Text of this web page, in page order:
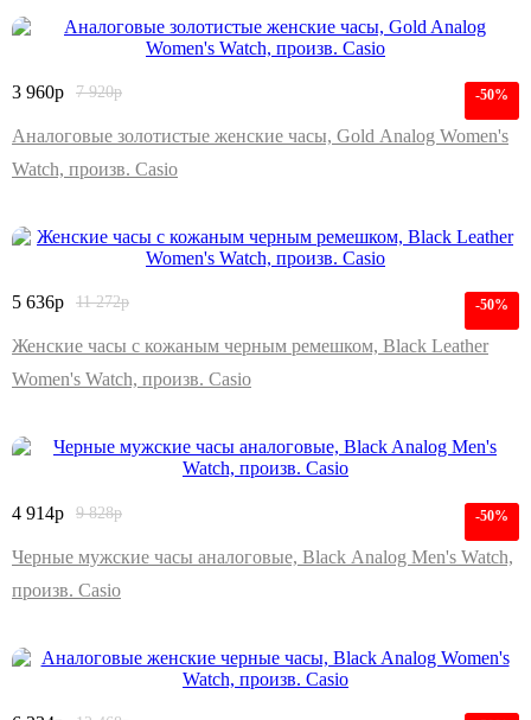
-50%
3 960р 7 920р
Аналоговые золотистые женские часы, Gold Analog Women's
Watch, произв. Casio
-50%
5 636р 11 272р
Женские часы с кожаным черным ремешком, Black Leather
Women's Watch, произв. Casio
-50%
4 914р 9 828р
Черные мужские часы аналоговые, Black Analog Men's Watch,
произв. Casio